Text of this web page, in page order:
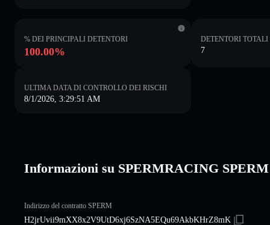
% DEI PRINCIPALI DETENTORI
100.00%
DETENTORI TOTALI
7
ULTIMA DATA DI CONTROLLO DEI RISCHI
8/1/2026, 3:29:51 AM
Informazioni su SPERMRACING SPERM
Indirizzo del contratto SPERM
H2jrUvii9mXX8x2V9UtD6xj6SzNA5EQu69AkbKHrZ8mK